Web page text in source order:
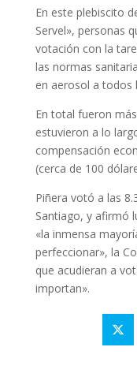
En este plebiscito
Servel», personas
votación con la
las normas
en aerosol a todos
En total fueron
estuvieron a lo
compensación
(cerca de 100
Piñera votó a las
Santiago, y afirmó
«la inmensa
perfeccionar», la
que acudieran a
importan».